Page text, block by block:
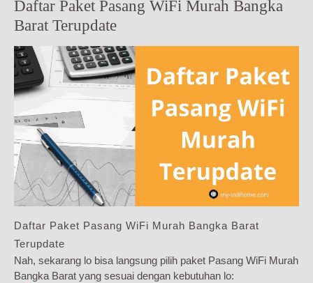
Daftar Paket Pasang WiFi Murah Bangka
Barat Terupdate
Daftar Paket Pasang WiFi Murah Bangka Barat
Terupdate
Nah, sekarang lo bisa langsung pilih paket Pasang WiFi Murah
Bangka Barat yang sesuai dengan kebutuhan lo: